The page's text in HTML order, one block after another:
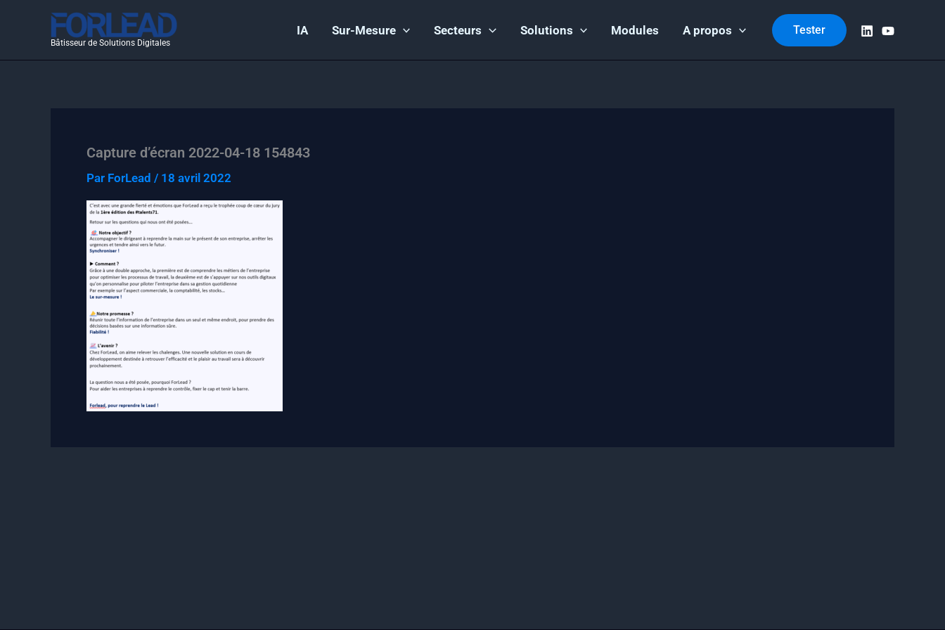
Bâtisseur de Solutions Digitales
IA Sur-Mesure Secteurs Solutions Modules A propos Tester
Capture d’écran 2022-04-18 154843
Par ForLead / 18 avril 2022